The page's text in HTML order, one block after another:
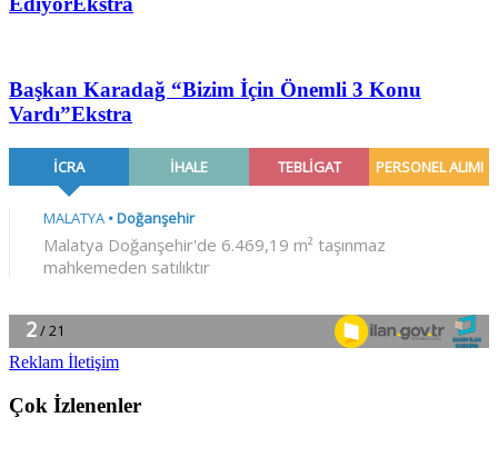
Başkan Karadağ “Bizim İçin Önemli 3 Konu
Vardı”Ekstra
Reklam İletişim
Çok İzlenenler